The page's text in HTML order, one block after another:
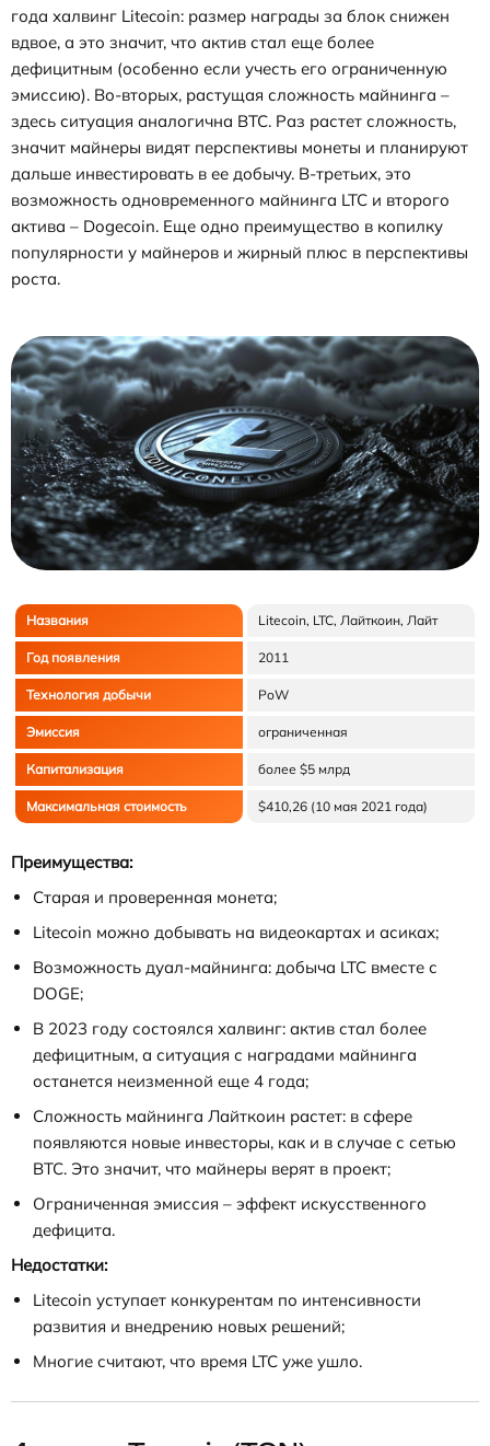
года халвинг Litecoin: размер награды за блок снижен
вдвое, а это значит, что актив стал еще более
дефицитным (особенно если учесть его ограниченную
эмиссию). Во-вторых, растущая сложность майнинга –
здесь ситуация аналогична BTC. Раз растет сложность,
значит майнеры видят перспективы монеты и планируют
дальше инвестировать в ее добычу. В-третьих, это
возможность одновременного майнинга LTC и второго
актива – Dogecoin. Еще одно преимущество в копилку
популярности у майнеров и жирный плюс в перспективы
роста.
Названия Litecoin, LTC, Лайткоин, Лайт
Год появления 2011
Технология добычи PoW
Эмиссия ограниченная
Капитализация более $5 млрд
Максимальная стоимость $410,26 (10 мая 2021 года)
Преимущества:
Старая и проверенная монета;
Litecoin можно добывать на видеокартах и асиках;
Возможность дуал-майнинга: добыча LTC вместе с
DOGE;
В 2023 году состоялся халвинг: актив стал более
дефицитным, а ситуация с наградами майнинга
останется неизменной еще 4 года;
Сложность майнинга Лайткоин растет: в сфере
появляются новые инвесторы, как и в случае с сетью
BTC. Это значит, что майнеры верят в проект;
Ограниченная эмиссия – эффект искусственного
дефицита.
Недостатки:
Litecoin уступает конкурентам по интенсивности
развития и внедрению новых решений;
Многие считают, что время LTC уже ушло.